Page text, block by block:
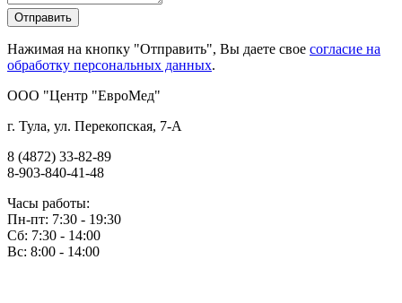
Нажимая на кнопку "Отправить", Вы даете свое согласие на
обработку персональных данных.
OOO "Центр "ЕвроМед"
г. Тула, ул. Перекопская, 7-А
8 (4872) 33-82-89
8-903-840-41-48
Часы работы:
Пн-пт: 7:30 - 19:30
Сб: 7:30 - 14:00
Вс: 8:00 - 14:00